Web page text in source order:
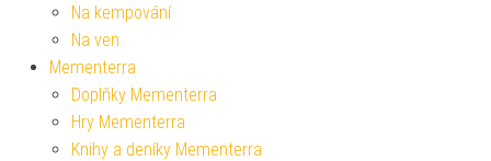
Na kempování
Na ven
Mementerra
Doplňky Mementerra
Hry Mementerra
Knihy a deníky Mementerra